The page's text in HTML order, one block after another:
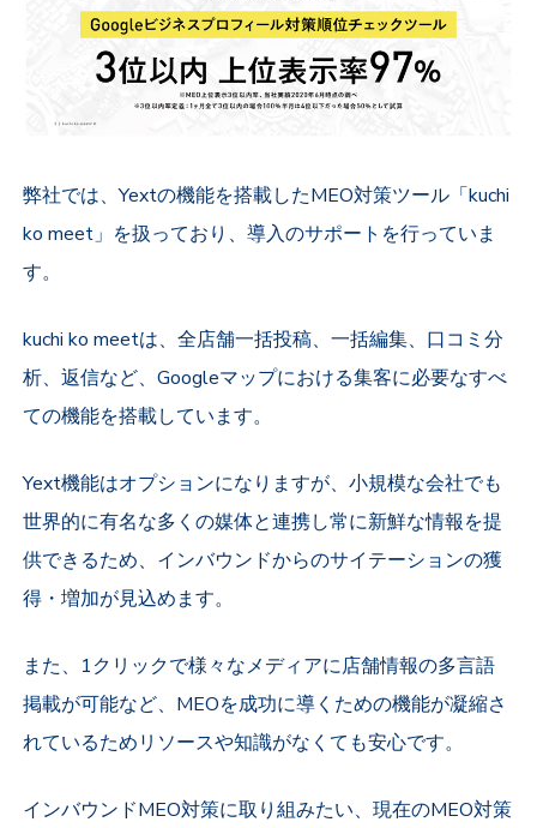
弊社では、Yextの機能を搭載したMEO対策ツール「kuchi
ko meet」を扱っており、導入のサポートを行っていま
す。
kuchi ko meetは、全店舗一括投稿、一括編集、口コミ分
析、返信など、Googleマップにおける集客に必要なすべ
ての機能を搭載しています。
Yext機能はオプションになりますが、小規模な会社でも
世界的に有名な多くの媒体と連携し常に新鮮な情報を提
供できるため、インバウンドからのサイテーションの獲
得・増加が見込めます。
また、1クリックで様々なメディアに店舗情報の多言語
掲載が可能など、MEOを成功に導くための機能が凝縮さ
れているためリソースや知識がなくても安心です。
インバウンドMEO対策に取り組みたい、現在のMEO対策